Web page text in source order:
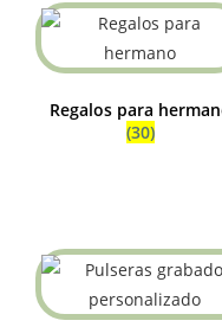
Regalos para
(30)